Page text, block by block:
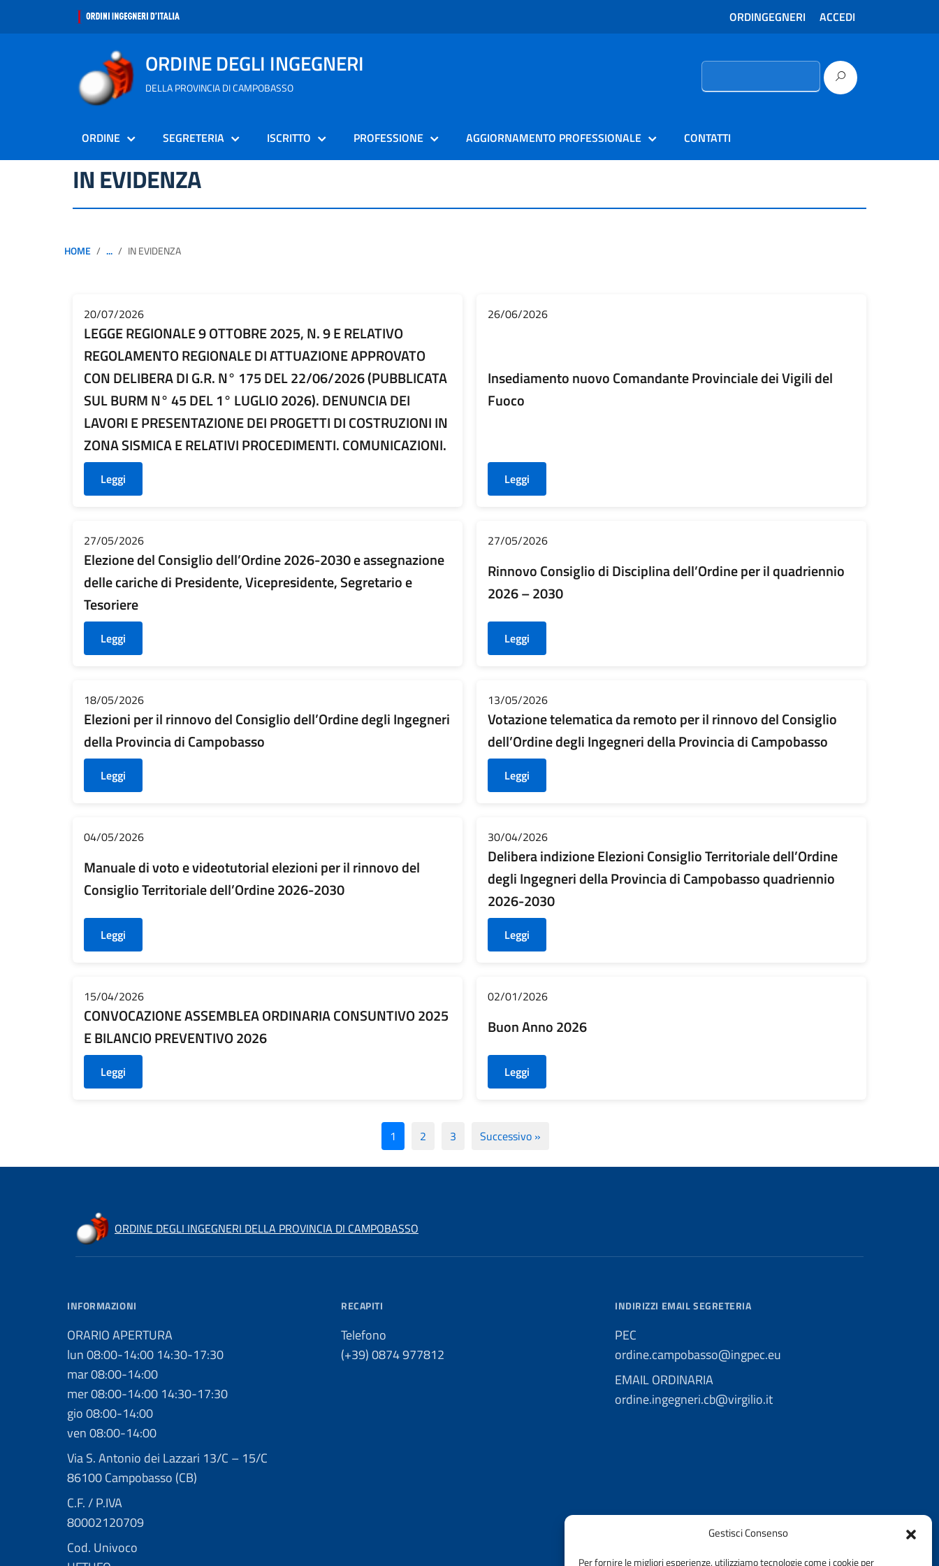
Gestisci Consenso
Per fornire le migliori esperienze, utilizziamo tecnologie come i cookie per
ORDINGEGNERI ACCEDI
ORDINE DEGLI INGEGNERI
DELLA PROVINCIA DI CAMPOBASSO
Ricerca
ORDINE SEGRETERIA ISCRITTO PROFESSIONE AGGIORNAMENTO PROFESSIONALE CONTATTI
IN EVIDENZA
HOME ... IN EVIDENZA
20/07/2026
LEGGE REGIONALE 9 OTTOBRE 2025, N. 9 E RELATIVO
REGOLAMENTO REGIONALE DI ATTUAZIONE APPROVATO
CON DELIBERA DI G.R. N° 175 DEL 22/06/2026 (PUBBLICATA
SUL BURM N° 45 DEL 1° LUGLIO 2026). DENUNCIA DEI
LAVORI E PRESENTAZIONE DEI PROGETTI DI COSTRUZIONI IN
ZONA SISMICA E RELATIVI PROCEDIMENTI. COMUNICAZIONI.
Leggi
26/06/2026
Insediamento nuovo Comandante Provinciale dei Vigili del
Fuoco
Leggi
27/05/2026
Elezione del Consiglio dell’Ordine 2026-2030 e assegnazione
delle cariche di Presidente, Vicepresidente, Segretario e
Tesoriere
Leggi
27/05/2026
Rinnovo Consiglio di Disciplina dell’Ordine per il quadriennio
2026 – 2030
Leggi
18/05/2026
Elezioni per il rinnovo del Consiglio dell’Ordine degli Ingegneri
della Provincia di Campobasso
Leggi
13/05/2026
Votazione telematica da remoto per il rinnovo del Consiglio
dell’Ordine degli Ingegneri della Provincia di Campobasso
Leggi
04/05/2026
Manuale di voto e videotutorial elezioni per il rinnovo del
Consiglio Territoriale dell’Ordine 2026-2030
Leggi
30/04/2026
Delibera indizione Elezioni Consiglio Territoriale dell’Ordine
degli Ingegneri della Provincia di Campobasso quadriennio
2026-2030
Leggi
15/04/2026
CONVOCAZIONE ASSEMBLEA ORDINARIA CONSUNTIVO 2025
E BILANCIO PREVENTIVO 2026
Leggi
02/01/2026
Buon Anno 2026
Leggi
1 2 3 Successivo »
ORDINE DEGLI INGEGNERI DELLA PROVINCIA DI CAMPOBASSO
INFORMAZIONI
ORARIO APERTURA
lun 08:00-14:00 14:30-17:30
mar 08:00-14:00
mer 08:00-14:00 14:30-17:30
gio 08:00-14:00
ven 08:00-14:00
Via S. Antonio dei Lazzari 13/C – 15/C
86100 Campobasso (CB)
C.F. / P.IVA
80002120709
Cod. Univoco
RECAPITI
Telefono
(+39) 0874 977812
INDIRIZZI EMAIL SEGRETERIA
PEC
ordine.campobasso@ingpec.eu
EMAIL ORDINARIA
ordine.ingegneri.cb@virgilio.it